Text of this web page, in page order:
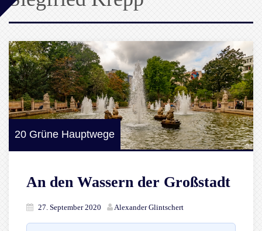
20 Grüne Hauptwege
An den Wassern der Großstadt
27. September 2020 Alexander Glintschert